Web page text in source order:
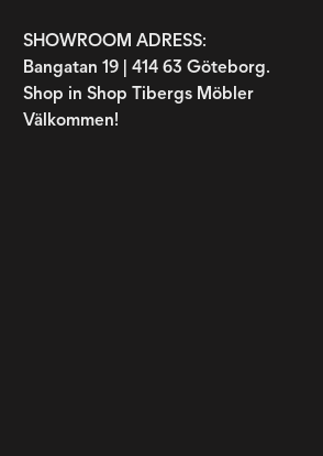
SHOWROOM ADRESS:
Bangatan 19 | 414 63 Göteborg.
Shop in Shop Tibergs Möbler
Välkommen!